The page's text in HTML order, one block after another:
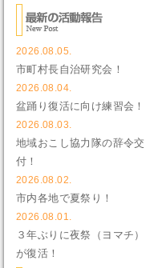
2026.08.05.
市町村長自治研究会！
2026.08.04.
盆踊り復活に向け練習会！
2026.08.03.
地域おこし協力隊の辞令交
付！
2026.08.02.
市内各地で夏祭り！
2026.08.01.
３年ぶりに夜祭（ヨマチ）
が復活！